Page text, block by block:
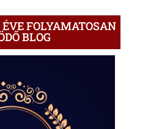
FOLYAMATOSAN
BLOG